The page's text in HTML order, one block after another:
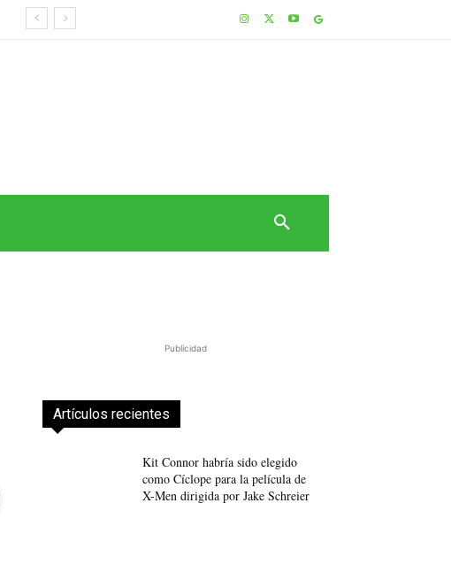
Publicidad
Artículos recientes
Kit Connor habría sido elegido
como Cíclope para la película de
X-Men dirigida por Jake Schreier